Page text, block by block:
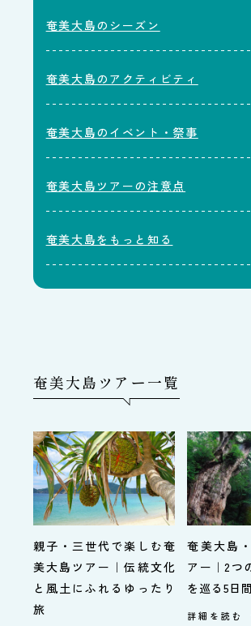
奄美大島のシーズン
奄美大島のアクティビティ
奄美大島のイベント・祭事
奄美大島ツアーの注意点
奄美大島をもっと知る
奄美大島ツアー一覧
親子・三世代で楽しむ奄
美大島ツアー｜伝統文化
と風土にふれるゆったり
旅
奄美大島
アー｜2つ
を巡る5日
詳細を読む